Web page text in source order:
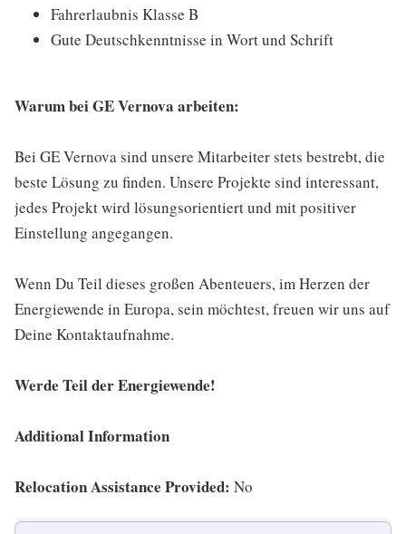
Fahrerlaubnis Klasse B
Gute Deutschkenntnisse in Wort und Schrift
Warum bei GE Vernova arbeiten:
Bei GE Vernova sind unsere Mitarbeiter stets bestrebt, die
beste Lösung zu finden. Unsere Projekte sind interessant,
jedes Projekt wird lösungsorientiert und mit positiver
Einstellung angegangen.
Wenn Du Teil dieses großen Abenteuers, im Herzen der
Energiewende in Europa, sein möchtest, freuen wir uns auf
Deine Kontaktaufnahme.
Werde Teil der Energiewende!
Additional Information
Relocation Assistance Provided: No